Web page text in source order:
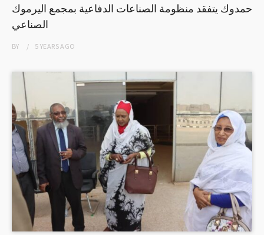
حمدوك يتفقد منظومة الصناعات الدفاعية بمجمع اليرموك
الصناعي
BY 5 YEARSAGO